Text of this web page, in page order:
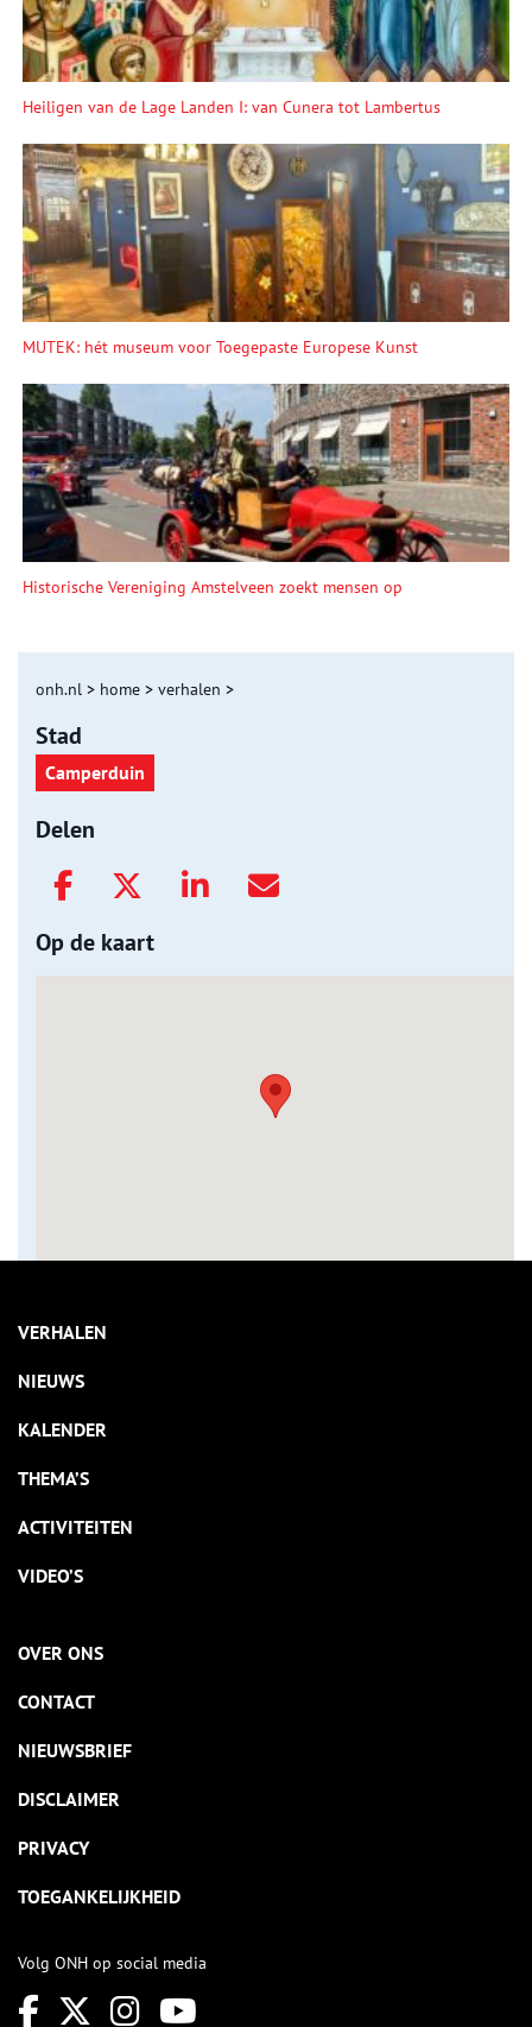
Heiligen van de Lage Landen I: van Cunera tot Lambertus
MUTEK: hét museum voor Toegepaste Europese Kunst
Historische Vereniging Amstelveen zoekt mensen op
onh.nl > home > verhalen >
Stad
Camperduin
Delen
Op de kaart
VERHALEN
NIEUWS
KALENDER
THEMA’S
ACTIVITEITEN
VIDEO’S
OVER ONS
CONTACT
NIEUWSBRIEF
DISCLAIMER
PRIVACY
TOEGANKELIJKHEID
Volg ONH op social media